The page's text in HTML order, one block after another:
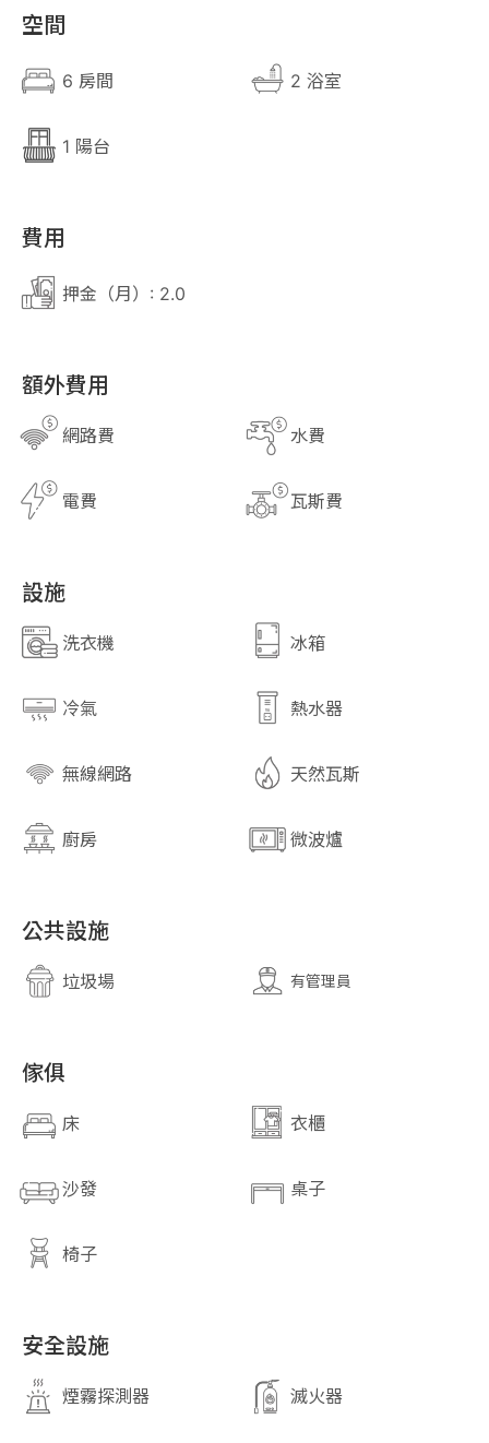
空間
6 房間 2 浴室
1 陽台
費用
押金（月）: 2.0
額外費用
網路費 水費
電費 瓦斯費
設施
洗衣機 冰箱
冷氣 熱水器
無線網路 天然瓦斯
廚房 微波爐
公共設施
垃圾場 有管理員
傢俱
床 衣櫃
沙發 桌子
椅子
安全設施
煙霧探測器 滅火器